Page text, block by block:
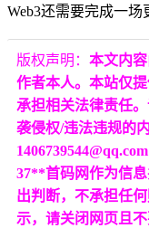
Web3还需要完成一场
版权声明： 本文内
作者本人。本站仅
承担相关法律责任
袭侵权/违法违规的
1406739544@qq.com
37**首码网作为信
出判断，不承担任
示，请关闭网页且